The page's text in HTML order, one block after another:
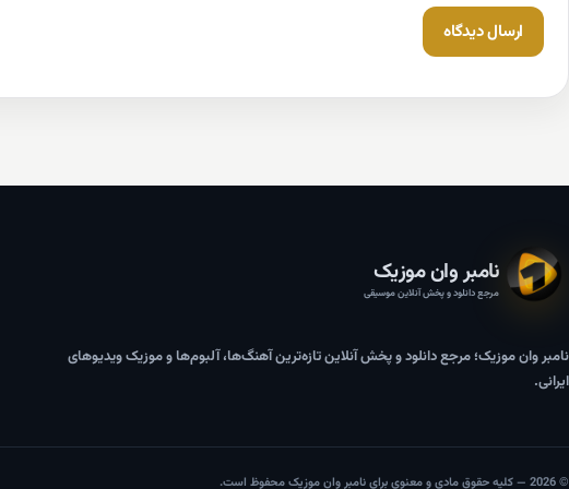
نامبر وان موزیک
مرجع دانلود و پخش آنلاین موسیقی
نامبر وان موزیک؛ مرجع دانلود و پخش آنلاین تازه‌ترین آهنگ‌ها، آلبوم‌ها و موزیک ویدیوهای
ایرانی.
© 2026 — کلیه حقوق مادی و معنوی برای نامبر وان موزیک محفوظ است.